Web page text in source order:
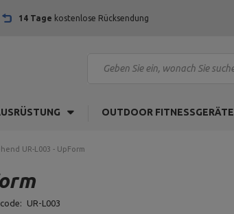
14 Tage kostenlose Rücksendung
OUTDOOR FITNESSGERÄTE
UR-L003 - UpForm
UR-L003